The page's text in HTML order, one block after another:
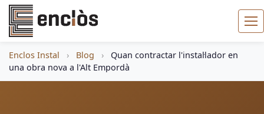
Enclos Instal › Blog ›
Quan contractar l'instal·lador en
una obra nova a l'Alt Empordà